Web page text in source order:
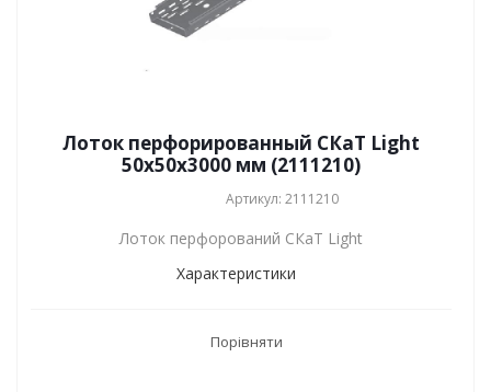
Лоток перфорированный СКаТ Light
50х50х3000 мм (2111210)
Артикул: 2111210
Лоток перфорований СКаТ Light
Характеристики
Порівняти